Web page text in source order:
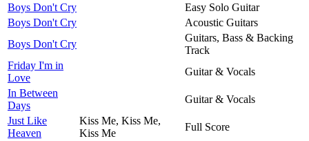
Boys Don't Cry
Easy Solo Guitar
Boys Don't Cry
Acoustic Guitars
Boys Don't Cry
Guitars, Bass & Backing
Track
Friday I'm in
Love
Guitar & Vocals
In Between
Days
Guitar & Vocals
Just Like
Heaven
Kiss Me, Kiss Me,
Kiss Me
Full Score